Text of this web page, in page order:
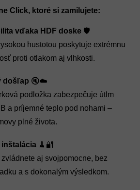
Click, ktoré si zamilujete:
vďaka HDF doske 🛡️
hustotou poskytuje extrémnu
proti otlakom aj vlhkosti.
došľap 🔇☁️
podložka zabezpečuje útlm
a príjemné teplo pod nohami –
plné života.
inštalácia 🧹🔐
aj svojpomocne, bez
a s dokonalým výsledkom.